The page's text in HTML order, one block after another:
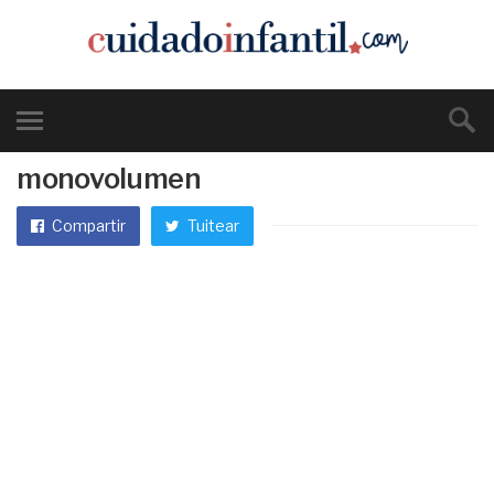
monovolumen
Compartir Tuitear